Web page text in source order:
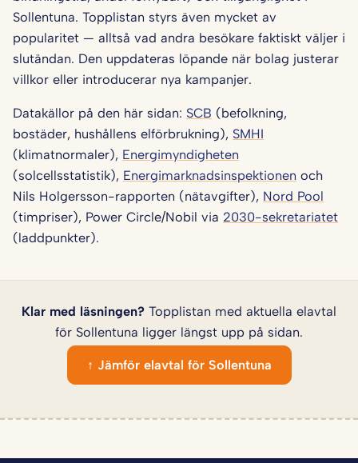
Sollentuna. Topplistan styrs även mycket av
popularitet — alltså vad andra besökare faktiskt väljer i
slutändan. Den uppdateras löpande när bolag justerar
villkor eller introducerar nya kampanjer.
Datakällor på den här sidan: SCB (befolkning,
bostäder, hushållens elförbrukning), SMHI
(klimatnormaler), Energimyndigheten
(solcellsstatistik), Energimarknadsinspektionen och
Nils Holgersson-rapporten (nätavgifter), Nord Pool
(timpriser), Power Circle/Nobil via 2030-sekretariatet
(laddpunkter).
Klar med läsningen? Topplistan med aktuella elavtal
för Sollentuna ligger längst upp på sidan.
↑ Jämför elavtal för Sollentuna